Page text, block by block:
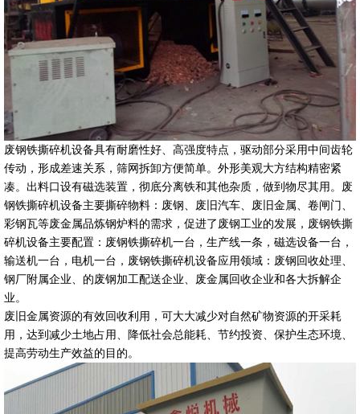
废钢铁撕碎机设备具有耐磨性好、高强度特点，驱动部分采用中间齿轮
传动，形成差速关系，筛网拆卸方便简单。外形美观大方结构精密紧
凑。出料口设有磁选装置，彻底分离铁和其他杂质，做到物尽其用。废
钢铁撕碎机设备主要撕碎物料：废钢、废旧汽车、废旧金属、卷闸门、
彩钢瓦等废金属品炼钢炉料的需求，促进了废钢工业的发展，废钢铁撕
碎机设备主要配置：废钢铁撕碎机一台，生产线一条，磁选设备一台，
输送机一台，电机一台，废钢铁撕碎机设备应用领域：废钢回收处理、
钢厂附属企业、的废钢加工配送企业、废金属回收企业和各大拆解企
业。
废旧金属资源的有效回收利用，可大大减少对自然矿物资源的开采耗
用，达到减少土地占用、降低社会总能耗、节约投资、保护生态环境、
提高劳动生产效益的目的。